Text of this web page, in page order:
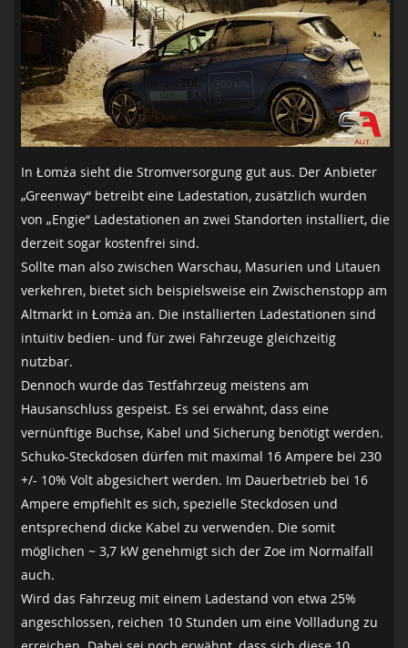
In Łomża sieht die Stromversorgung gut aus. Der Anbieter
„Greenway“ betreibt eine Ladestation, zusätzlich wurden
von „Engie“ Ladestationen an zwei Standorten installiert, die
derzeit sogar kostenfrei sind.
Sollte man also zwischen Warschau, Masurien und Litauen
verkehren, bietet sich beispielsweise ein Zwischenstopp am
Altmarkt in Łomża an. Die installierten Ladestationen sind
intuitiv bedien- und für zwei Fahrzeuge gleichzeitig
nutzbar.
Dennoch wurde das Testfahrzeug meistens am
Hausanschluss gespeist. Es sei erwähnt, dass eine
vernünftige Buchse, Kabel und Sicherung benötigt werden.
Schuko-Steckdosen dürfen mit maximal 16 Ampere bei 230
+/- 10% Volt abgesichert werden. Im Dauerbetrieb bei 16
Ampere empfiehlt es sich, spezielle Steckdosen und
entsprechend dicke Kabel zu verwenden. Die somit
möglichen ~ 3,7 kW genehmigt sich der Zoe im Normalfall
auch.
Wird das Fahrzeug mit einem Ladestand von etwa 25%
angeschlossen, reichen 10 Stunden um eine Vollladung zu